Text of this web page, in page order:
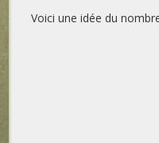
Voici une idée du